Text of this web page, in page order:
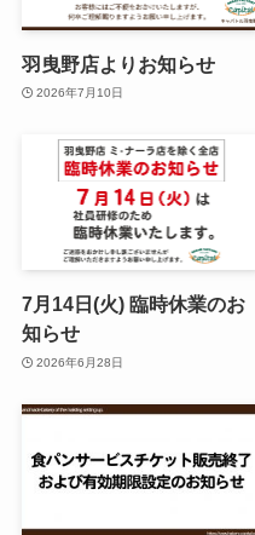
羽曳野店よりお知らせ
2026年7月10日
7月14日(火) 臨時休業のお
知らせ
2026年6月28日